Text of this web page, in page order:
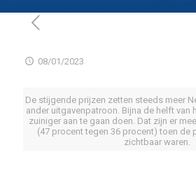
08/01/2023
De stijgende prijzen zetten steeds meer
ander uitgavenpatroon. Bijna de helft van
zuiniger aan te gaan doen. Dat zijn er
(47 procent tegen 36 procent) toen de
zichtbaar waren.